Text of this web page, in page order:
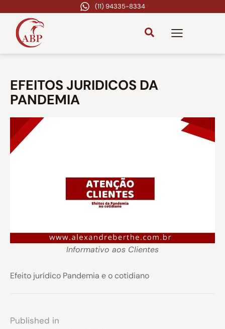
(11) 94335-8334
EFEITOS JURIDICOS DA
PANDEMIA
Informativo aos Clientes
Efeito jurídico Pandemia e o cotidiano
Published in